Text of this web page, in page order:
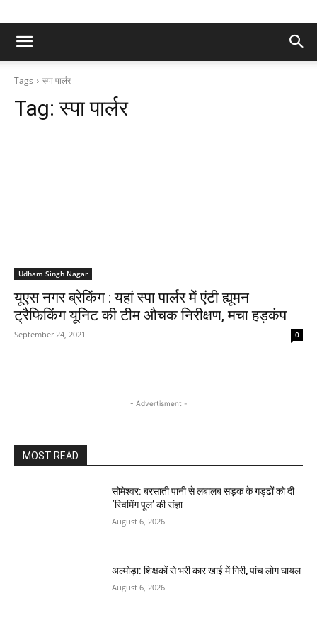
Tags स्पा पार्लर
Tag:स्पा पार्लर
Udham Singh Nagar
यूएस नगर ब्रेकिंग : यहां स्पा पार्लर में एंटी ह्यूमन
ट्रैफिकिंग यूनिट की टीम औचक निरीक्षण, मचा हड़कंप
September 24, 2021 0
- Advertisment -
MOST READ
सोमेश्वर: बरसाती पानी से लबालब सड़क के गड्ढों को दी
‘स्विमिंग पूल’ की संज्ञा
August 6, 2026
अल्मोड़ा: शिक्षकों से भरी कार खाई में गिरी, पांच लोग घायल
August 6, 2026